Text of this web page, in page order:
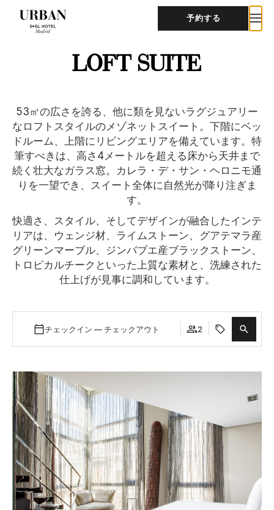
予約する
LOFT SUITE
53㎡の広さを誇る、他に類を見ないラグジュアリー
なロフトスタイルのメゾネットスイート。下階にベッ
ドルーム、上階にリビングエリアを備えています。特
筆すべきは、高さ4メートルを超える床から天井まで
続く壮大なガラス窓。カレラ・デ・サン・ヘロニモ通
りを一望でき、スイート全体に自然光が降り注ぎま
す。
快適さ、スタイル、そしてデザインが融合したインテ
リアは、ウェンジ材、ライムストーン、グアテマラ産
グリーンマーブル、ジンバブエ産ブラックストーン、
トロピカルチークといった上質な素材と、洗練された
仕上げが見事に調和しています。
チェックイン — チェックアウト 2